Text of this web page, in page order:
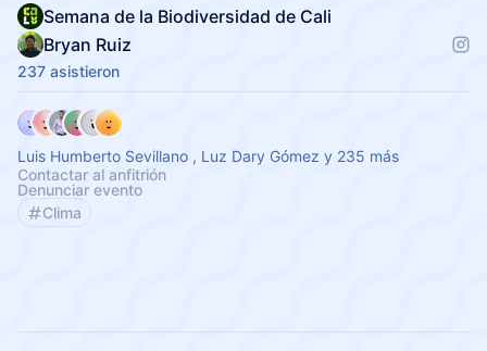
Semana de la Biodiversidad de Cali
Bryan Ruiz
237 asistieron
Luis Humberto Sevillano , Luz Dary Gómez y 235 más
Contactar al anfitrión
Denunciar evento
Clima